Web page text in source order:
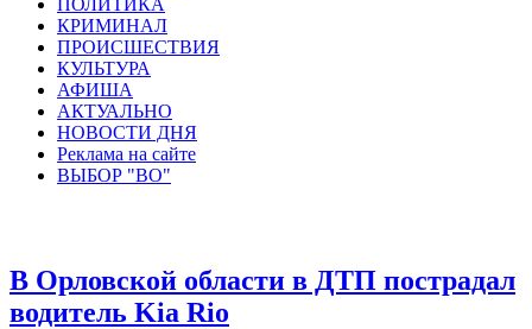
ПОЛИТИКА
КРИМИНАЛ
ПРОИСШЕСТВИЯ
КУЛЬТУРА
АФИША
АКТУАЛЬНО
НОВОСТИ ДНЯ
Реклама на сайте
ВЫБОР "ВО"
В Орловской области в ДТП пострадал
водитель Kia Rio